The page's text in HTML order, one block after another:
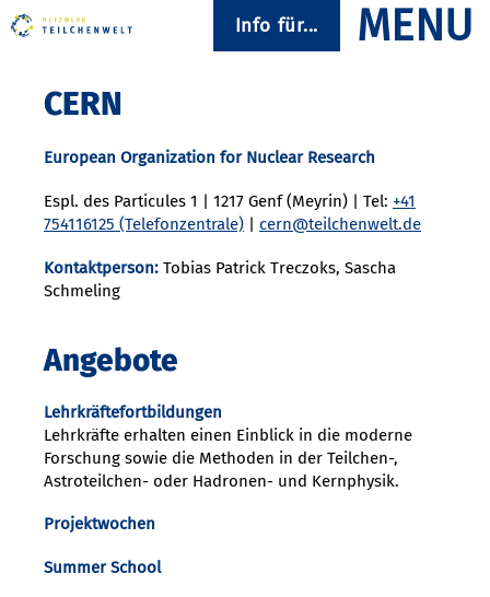
Info für...
CERN
European Organization for Nuclear Research
Espl. des Particules 1 | 1217 Genf (Meyrin) | Tel: +41
754116125 (Telefonzentrale) | cern@teilchenwelt.de
Kontaktperson: Tobias Patrick Treczoks, Sascha
Schmeling
Angebote
Lehrkräftefortbildungen
Lehrkräfte erhalten einen Einblick in die moderne
Forschung sowie die Methoden in der Teilchen-,
Astroteilchen- oder Hadronen- und Kernphysik.
Projektwochen
Summer School